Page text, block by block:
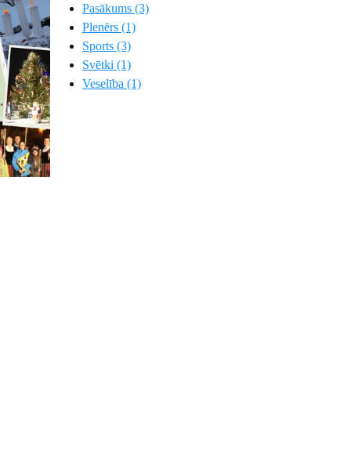
Pasākums (3)
Plenērs (1)
Sports (3)
Svētki (1)
Veselība (1)